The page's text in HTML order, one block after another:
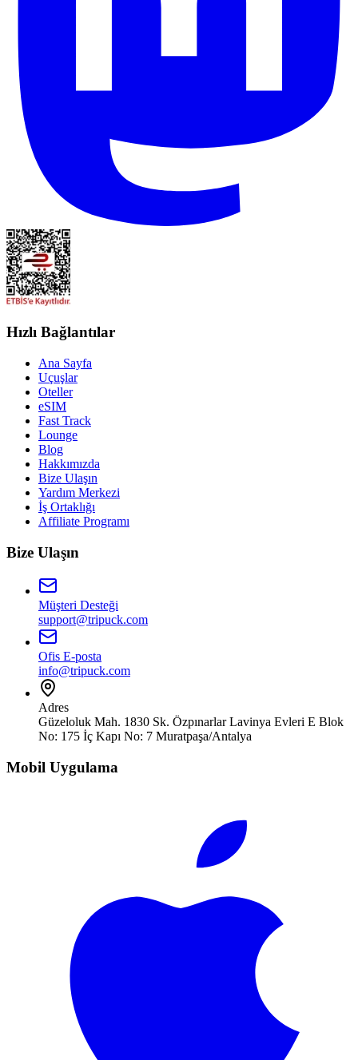
Hızlı Bağlantılar
Ana Sayfa
Uçuşlar
Oteller
eSIM
Fast Track
Lounge
Blog
Hakkımızda
Bize Ulaşın
Yardım Merkezi
İş Ortaklığı
Affiliate Programı
Bize Ulaşın
Müşteri Desteği
support@tripuck.com
Ofis E-posta
info@tripuck.com
Adres
Güzeloluk Mah. 1830 Sk. Özpınarlar Lavinya Evleri E Blok
No: 175 İç Kapı No: 7 Muratpaşa/Antalya
Mobil Uygulama